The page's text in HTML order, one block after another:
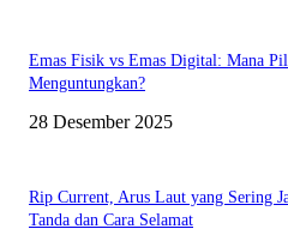
Emas Fisik vs Emas Digital: Mana
Menguntungkan?
28 Desember 2025
Rip Current, Arus Laut yang Sering
Tanda dan Cara Selamat